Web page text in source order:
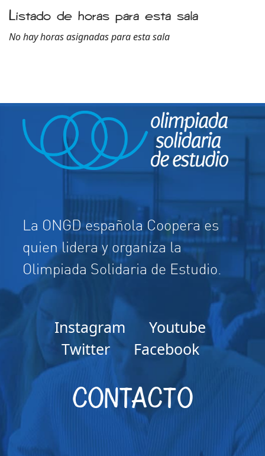
Listado de horas para esta sala
No hay horas asignadas para esta sala
La ONGD española Coopera es
quien lidera y organiza la
Olimpiada Solidaria de Estudio.
Instagram
Youtube
Twitter
Facebook
CONTACTO